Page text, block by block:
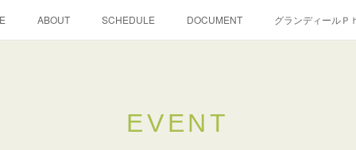
ABOUT SCHEDULE DOCUMENT グランディールＰ
EVENT